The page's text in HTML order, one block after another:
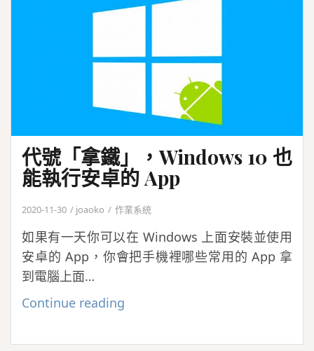
代號「拿鐵」，Windows 10 也
能執行安卓的 App
2020-11-30 joaoko 作業系統
如果有一天你可以在 Windows 上面安裝並使用
安卓的 App，你會把手機裡哪些常用的 App 拿
到電腦上面…
Continue reading
「拿